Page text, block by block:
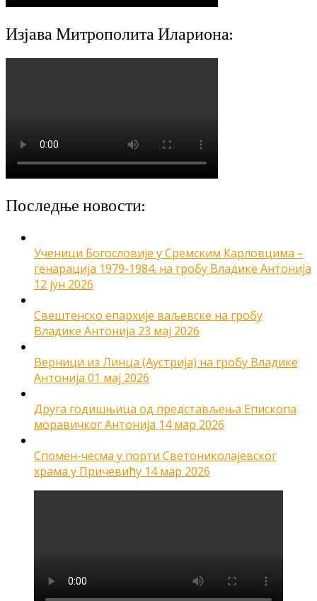
Изјава Митрополита Илариона:
Последње новости:
Ученици Богословије у Сремским Карловцима –
генарација 1979-1984. на гробу Владике Антонија
12 јун 2026
Свештенско епархије ваљевске на гробу
Владике Антонија 23 мај 2026
Верници из Линца (Аустрија) на гробу Владике
Антонија 01 мај 2026
Друга годишњица од представљења Епископа
моравичког Антонија 14 мар 2026
Спомен-чесма у порти Светониколајевског
храма у Причевићу 14 мар 2026